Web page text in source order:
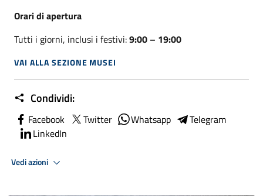
Orari di apertura
Tutti i giorni, inclusi i festivi:9:00 – 19:00
VAI ALLA SEZIONE MUSEI
Condividi:
Facebook Twitter Whatsapp
Telegram
LinkedIn
Vedi azioni